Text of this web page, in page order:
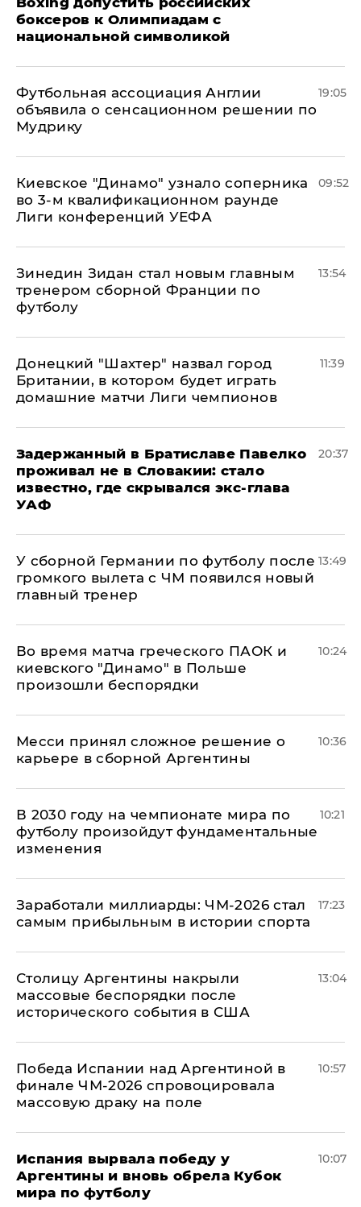
боксеров к Олимпиадам с
национальной символикой
Футбольная ассоциация Англии
объявила о сенсационном решении по
Мудрику
19:05
Киевское "Динамо" узнало соперника
во 3-м квалификационном раунде
Лиги конференций УЕФА
09:52
Зинедин Зидан стал новым главным
тренером сборной Франции по
футболу
13:54
Донецкий "Шахтер" назвал город
Британии, в котором будет играть
домашние матчи Лиги чемпионов
11:39
Задержанный в Братиславе Павелко
проживал не в Словакии: стало
известно, где скрывался экс-глава
УАФ
20:37
У сборной Германии по футболу после
громкого вылета с ЧМ появился новый
главный тренер
13:49
Во время матча греческого ПАОК и
киевского "Динамо" в Польше
произошли беспорядки
10:24
Месси принял сложное решение о
карьере в сборной Аргентины
10:36
В 2030 году на чемпионате мира по
футболу произойдут фундаментальные
изменения
10:21
Заработали миллиарды: ЧМ-2026 стал
самым прибыльным в истории спорта
17:23
Столицу Аргентины накрыли
массовые беспорядки после
исторического события в США
13:04
Победа Испании над Аргентиной в
финале ЧМ-2026 спровоцировала
массовую драку на поле
10:57
Испания вырвала победу у
Аргентины и вновь обрела Кубок
мира по футболу
10:07